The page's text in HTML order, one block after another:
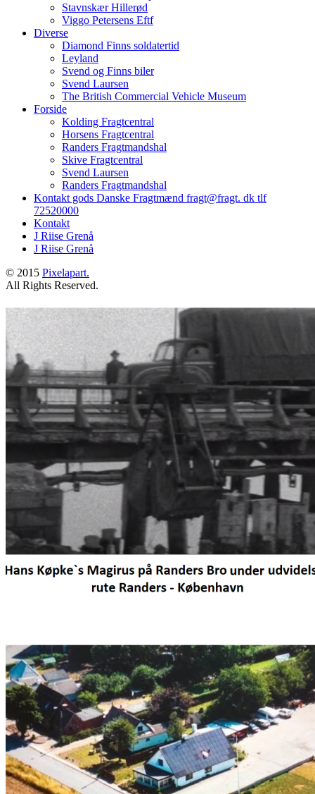
Stavnskær Hillerød
Viggo Petersens Eftf
Diverse
Diamond Finns soldatertid
Leyland
Svend og Finns biler
Svend Laursen
The British Commercial Vehicle Museum
Forside
Kolding Fragtcentral
Horsens Fragtcentral
Randers Fragtmandshal
Skive Fragtcentral
Svend Laursen
Randers Fragtmandshal
Kontakt gods Danske Fragtmænd fragt@fragt. dk tlf
72520000
Kontakt
J Riise Grenå
J Riise Grenå
© 2015 Pixelapart.
All Rights Reserved.